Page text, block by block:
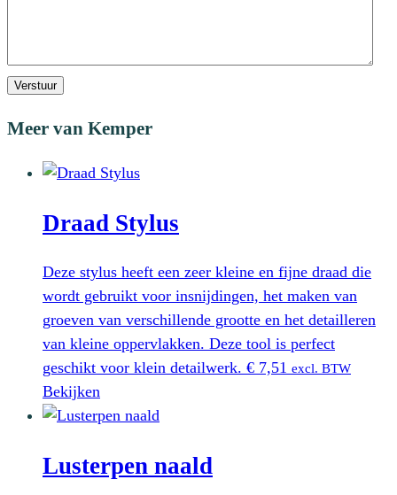
Verstuur
Meer van Kemper
Draad Stylus
Deze stylus heeft een zeer kleine en fijne draad die
wordt gebruikt voor insnijdingen, het maken van
groeven van verschillende grootte en het detailleren
van kleine oppervlakken. Deze tool is perfect
geschikt voor klein detailwerk. € 7,51 excl. BTW
Bekijken
Lusterpen naald